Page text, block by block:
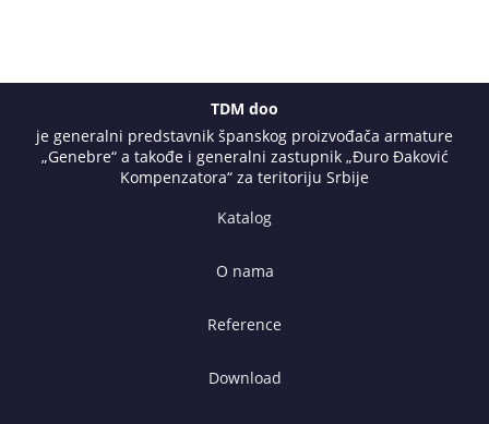
TDM doo
je generalni predstavnik španskog proizvođača armature
„Genebre“ a takođe i generalni zastupnik „Đuro Đaković
Kompenzatora“ za teritoriju Srbije
Katalog
O nama
Reference
Download